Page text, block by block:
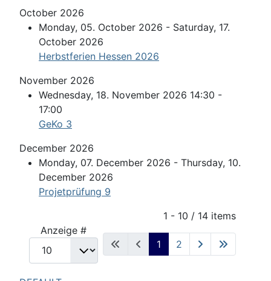
October 2026
Monday, 05. October 2026 - Saturday, 17.
October 2026
Herbstferien Hessen 2026
November 2026
Wednesday, 18. November 2026 14:30 -
17:00
GeKo 3
December 2026
Monday, 07. December 2026 - Thursday, 10.
December 2026
Projetprüfung 9
1 - 10 / 14 items
Anzeige #
1
2